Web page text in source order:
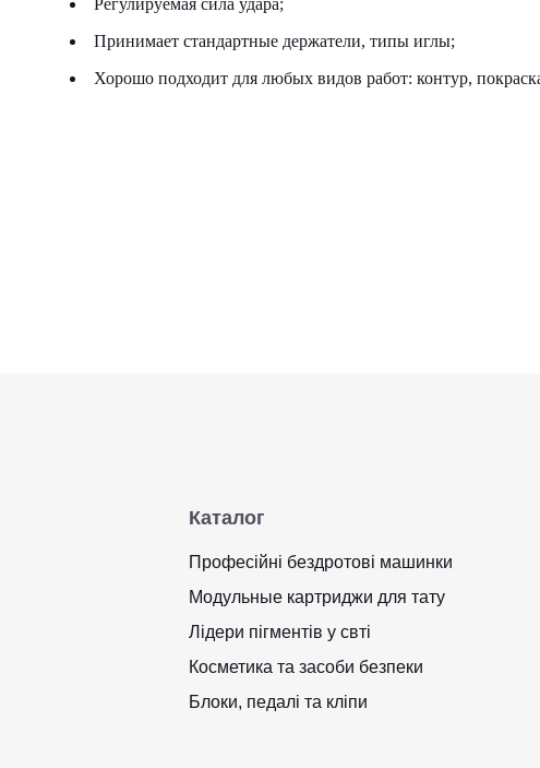
Регулируемая сила удара;
Принимает стандартные держатели, типы иглы;
Хорошо подходит для любых видов работ: контур,
Каталог
Професійні бездротові машинки
Модульные картриджи для тату
Лідери пігментів у свті
Косметика та засоби безпеки
Блоки, педалі та кліпи